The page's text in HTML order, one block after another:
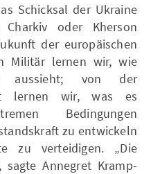
Schicksal der Ukraine
oder Kherson
der europäischen
Militär lernen wir, wie
aussieht; von der
lernen wir, was es
Bedingungen
zu entwickeln
zu verteidigen. „Die
sagte Annegret Kramp-